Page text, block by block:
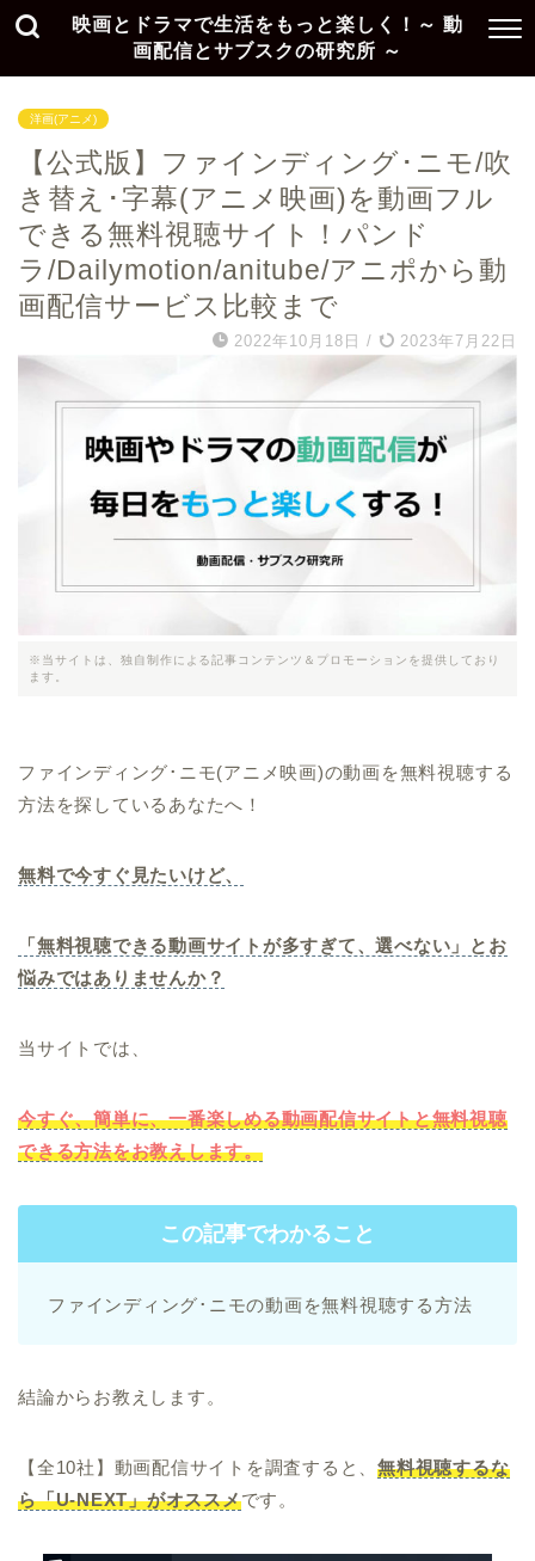
映画とドラマで生活をもっと楽しく！～ 動
画配信とサブスクの研究所 ～
洋画(アニメ)
【公式版】ファインディング･ニモ/吹
き替え･字幕(アニメ映画)を動画フル
できる無料視聴サイト！パンド
ラ/Dailymotion/anitube/アニポから動
画配信サービス比較まで
2022年10月18日 / 2023年7月22日
※当サイトは、独自制作による記事コンテンツ＆プロモーションを提供しており
ます。
ファインディング･ニモ(アニメ映画)の動画を無料視聴する
方法を探しているあなたへ！
無料で今すぐ見たいけど、
「無料視聴できる動画サイトが多すぎて、選べない」とお
悩みではありませんか？
当サイトでは、
今すぐ、簡単に、一番楽しめる動画配信サイトと無料視聴
できる方法をお教えします。
この記事でわかること
ファインディング･ニモの動画を無料視聴する方法
結論からお教えします。
【全10社】動画配信サイトを調査すると、無料視聴するな
ら「U-NEXT」がオススメです。